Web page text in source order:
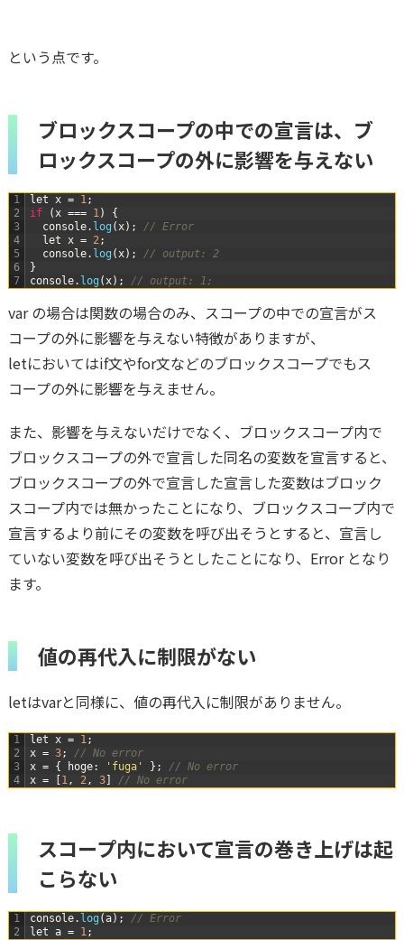
という点です。
ブロックスコープの中での宣言は、ブ
ロックスコープの外に影響を与えない
1
2
3
4
5
6
7
let x = 1;
if
(x === 1)
{
console. log (x) ;
// Error
let x = 2;
console. log (x) ;
// output: 2
}
console. log (x) ; // output: 1;
var の場合は関数の場合のみ、スコープの中での宣言がス
コープの外に影響を与えない特徴がありますが、
letにおいてはif文やfor文などのブロックスコープでもス
コープの外に影響を与えません。
また、影響を与えないだけでなく、ブロックスコープ内で
ブロックスコープの外で宣言した同名の変数を宣言すると、
ブロックスコープの外で宣言した宣言した変数はブロック
スコープ内では無かったことになり、ブロックスコープ内で
宣言するより前にその変数を呼び出そうとすると、宣言し
ていない変数を呼び出そうとしたことになり、Error となり
ます。
値の再代入に制限がない
letはvarと同様に、値の再代入に制限がありません。
1
2
3
4
let x = 1;
x = 3;
// No error
x = { hoge: 'fuga' } ;
// No error
x = 1, 2, 3] // No error
スコープ内において宣言の巻き上げは起
こらない
1
2
console. log (a) ;
// Error
let a = 1;